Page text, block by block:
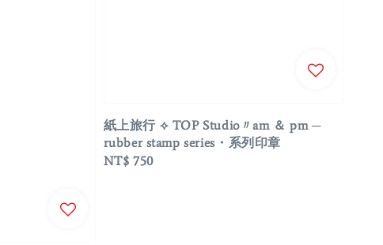
紙上旅行 ⟡ TOP Studio〃am ＆ pm ─
rubber stamp series・系列印章
Regular
NT$ 750